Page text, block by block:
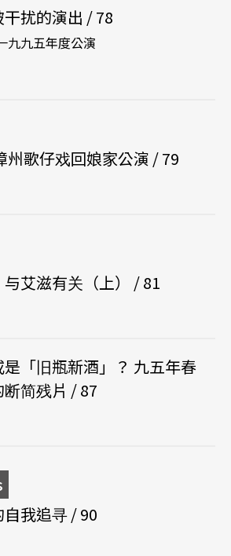
扰的演出 / 78
九九五年度公演
州歌仔戏回娘家公演 / 79
艾滋有关（上） / 81
「旧瓶新酒」？ 九五年春
简残片 / 87
我追寻 / 90